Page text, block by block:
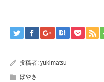
投稿者: yukimatsu
ぼやき